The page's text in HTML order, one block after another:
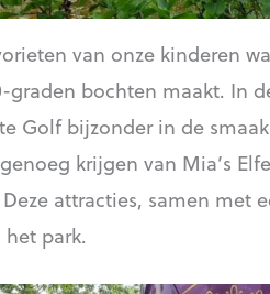
van onze kinderen
graden bochten maakt. In
Golf bijzonder in de
krijgen van Mia’s
attracties, samen met
park.